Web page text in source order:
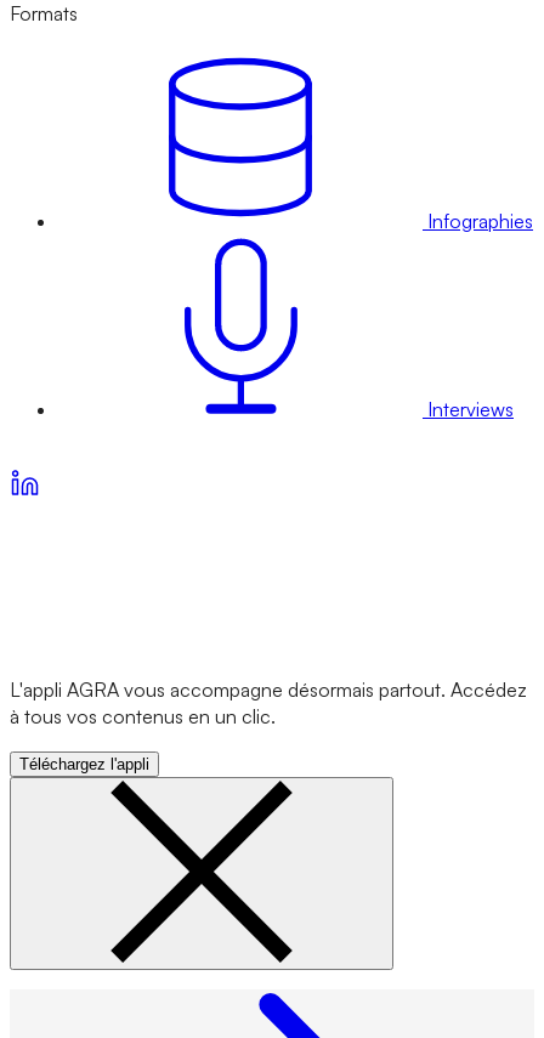
Formats
Infographies
Interviews
L'appli AGRA vous accompagne désormais partout. Accédez
à tous vos contenus en un clic.
Téléchargez l'appli